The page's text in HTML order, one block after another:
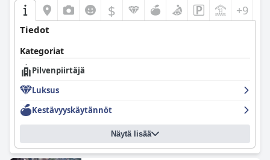
$ +9
Tiedot
Kategoriat
Pilvenpiirtäjä
Luksus
Kestävyyskäytännöt
Näytä lisää